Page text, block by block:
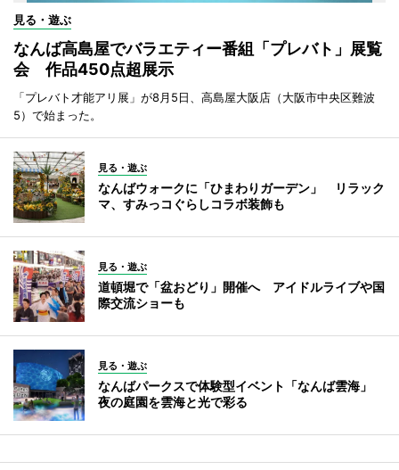
見る・遊ぶ
なんば高島屋でバラエティー番組「プレバト」展覧
会 作品450点超展示
「プレバト才能アリ展」が8月5日、高島屋大阪店（大阪市中央区難波
5）で始まった。
見る・遊ぶ
なんばウォークに「ひまわりガーデン」 リラック
マ、すみっコぐらしコラボ装飾も
見る・遊ぶ
道頓堀で「盆おどり」開催へ アイドルライブや国
際交流ショーも
見る・遊ぶ
なんばパークスで体験型イベント「なんば雲海」
夜の庭園を雲海と光で彩る